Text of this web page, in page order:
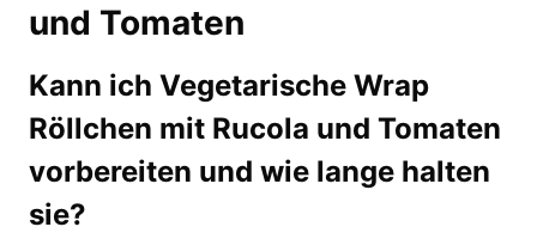
und Tomaten
Kann ich Vegetarische Wrap
Röllchen mit Rucola und Tomaten
vorbereiten und wie lange halten
sie?